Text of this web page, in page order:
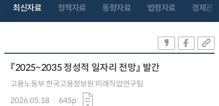
최신자료 정책자료 동향자료 법령자료 경제관
『2025~2035 정성적 일자리 전망』 발간
고용노동부 한국고용정보원 미래직업연구팀
2026.05.18
645p